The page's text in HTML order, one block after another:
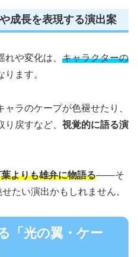
成長を表現する演出案
や変化は、 キャラクターの
ります。
ラのケープが色褪せたり、
戻すなど、 視覚的に語る演
よりも雄弁に物語る――そ
たい演出かもしれません。
「光の翼・ケー